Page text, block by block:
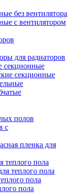
без вентилятора
с вентилятором
для радиаторов
секционные
секционные
полов
с
пленка для
теплого пола
теплого пола
пола
пола